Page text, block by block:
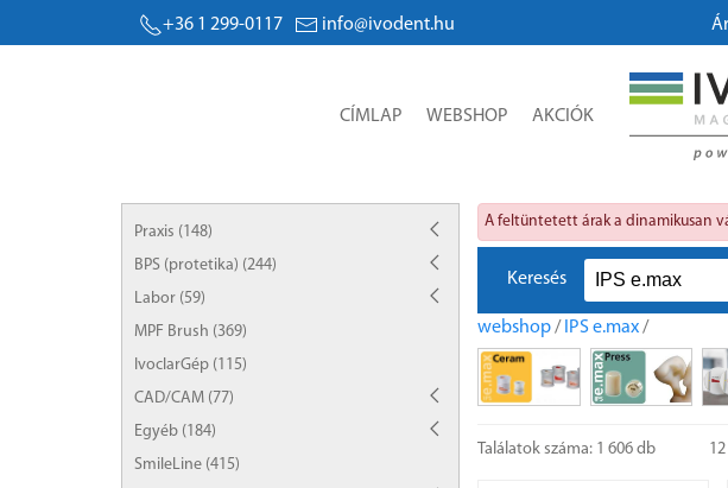
+36 1 299-0117 info@ivodent.hu Árak,
CÍMLAP WEBSHOP AKCIÓK
Praxis (148)
BPS (protetika) (244)
Labor (59)
MPF Brush (369)
IvoclarGép (115)
CAD/CAM (77)
Egyéb (184)
SmileLine (415)
A feltüntetett árak a dinamikusan
Keresés
webshop/ IPS e.max/
Találatok száma: 1 606 db 12